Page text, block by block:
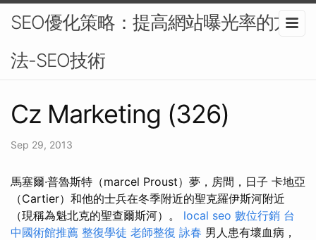
SEO優化策略：提高網站曝光率的方
法-SEO技術
Cz Marketing (326)
Sep 29, 2013
馬塞爾·普魯斯特（marcel Proust）夢，房間，日子 卡地亞
（Cartier）和他的士兵在冬季附近的聖克羅伊斯河附近
（現稱為魁北克的聖查爾斯河）。 local seo 數位行銷 台
中國術館推薦 整復學徒 老師整復 詠春 男人患有壞血病，